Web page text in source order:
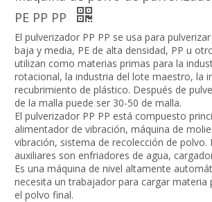
PE PP PP
El pulverizador PP PP se usa para
baja y media, PE de alta densidad, PP u
utilizan como materias primas para la
rotacional, la industria del lote maestro, la
recubrimiento de plástico. Después de
de la malla puede ser 30-50 de malla.
El pulverizador PP PP está compuesto
alimentador de vibración, máquina de
vibración, sistema de recolección de polvo.
auxiliares son enfriadores de agua,
Es una máquina de nivel altamente
necesita un trabajador para cargar materia
el polvo final.